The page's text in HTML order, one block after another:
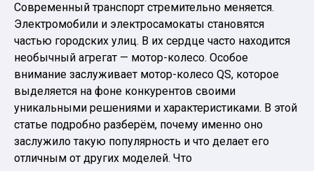
Современный транспорт стремительно меняется.
Электромобили и электросамокаты становятся
частью городских улиц. В их сердце часто находится
необычный агрегат — мотор-колесо. Особое
внимание заслуживает мотор-колесо QS, которое
выделяется на фоне конкурентов своими
уникальными решениями и характеристиками. В этой
статье подробно разберём, почему именно оно
заслужило такую популярность и что делает его
отличным от других моделей. Что